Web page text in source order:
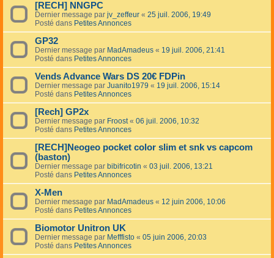
[RECH] NNGPC
Dernier message par jv_zeffeur « 25 juil. 2006, 19:49
Posté dans Petites Annonces
GP32
Dernier message par MadAmadeus « 19 juil. 2006, 21:41
Posté dans Petites Annonces
Vends Advance Wars DS 20€ FDPin
Dernier message par Juanito1979 « 19 juil. 2006, 15:14
Posté dans Petites Annonces
[Rech] GP2x
Dernier message par Froost« 06 juil. 2006, 10:32
Posté dans Petites Annonces
[RECH]Neogeo pocket color slim et snk vs capcom
(baston)
Dernier message par bibifricotin « 03 juil. 2006, 13:21
Posté dans Petites Annonces
X-Men
Dernier message par MadAmadeus « 12 juin 2006, 10:06
Posté dans Petites Annonces
Biomotor Unitron UK
Dernier message par Mefffisto « 05 juin 2006, 20:03
Posté dans Petites Annonces